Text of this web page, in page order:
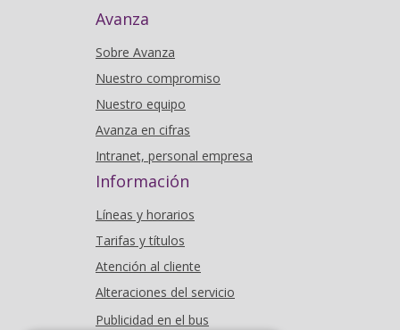
Avanza
Sobre Avanza
Nuestro compromiso
Nuestro equipo
Avanza en cifras
Intranet, personal empresa
Información
Líneas y horarios
Tarifas y títulos
Atención al cliente
Alteraciones del servicio
Publicidad en el bus